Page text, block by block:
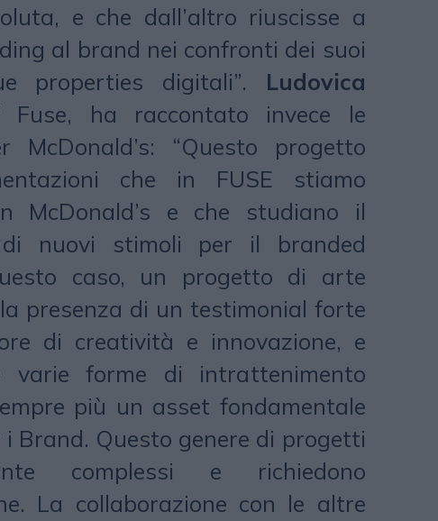
e che dall’altro riuscisse a
al brand nei confronti dei suoi
properties digitali”. Ludovica
ha raccontato invece le
“Questo progetto
che in FUSE stiamo
McDonald’s e che studiano il
nuovi stimoli per il branded
caso, un progetto di arte
presenza di un testimonial forte
di creatività e innovazione, e
varie forme di intrattenimento
più un asset fondamentale
Brand. Questo genere di progetti
complessi e richiedono
La collaborazione con le altre